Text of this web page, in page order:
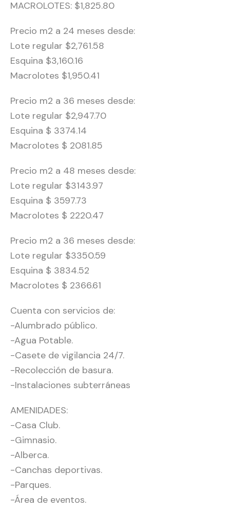
MACROLOTES: $1,825.80
Precio m2 a 24 meses desde:
Lote regular $2,761.58
Esquina $3,160.16
Macrolotes $1,950.41
Precio m2 a 36 meses desde:
Lote regular $2,947.70
Esquina $ 3374.14
Macrolotes $ 2081.85
Precio m2 a 48 meses desde:
Lote regular $3143.97
Esquina $ 3597.73
Macrolotes $ 2220.47
Precio m2 a 36 meses desde:
Lote regular $3350.59
Esquina $ 3834.52
Macrolotes $ 2366.61
Cuenta con servicios de:
-Alumbrado público.
-Agua Potable.
-Casete de vigilancia 24/7.
-Recolección de basura.
-Instalaciones subterráneas
AMENIDADES:
-Casa Club.
-Gimnasio.
-Alberca.
-Canchas deportivas.
-Parques.
-Área de eventos.